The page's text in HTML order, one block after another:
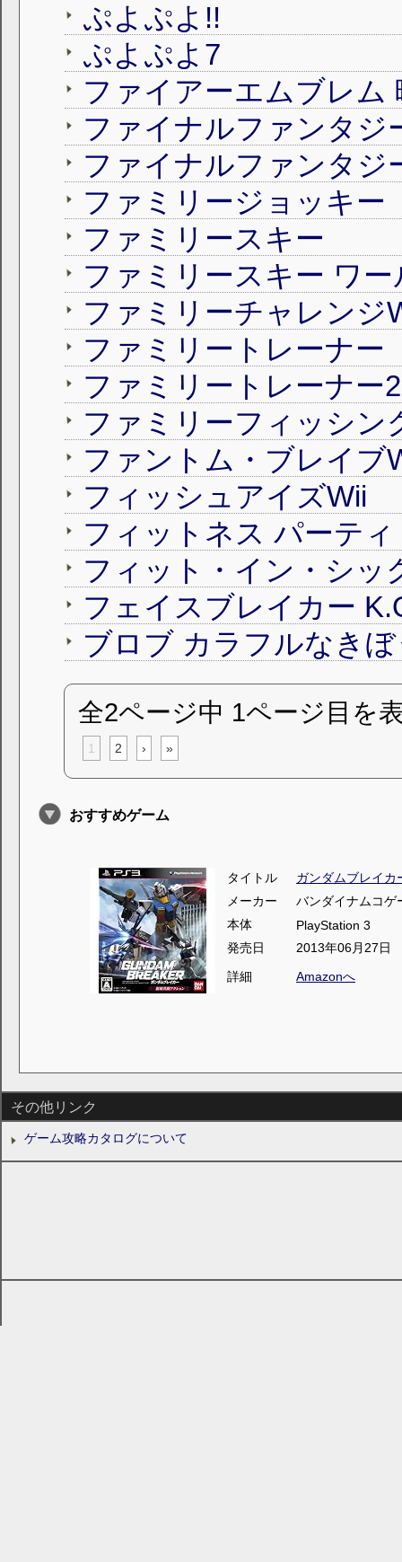
ぷよぷよ!!
ぷよぷよ7
ファイアーエムブレム
ファミリージョッキー
ファミリースキー
ファミリーチャレンジ
ファミリートレーナー
ファミリートレーナー2
ファミリーフィッシン
ファントム・ブレイブ
フィッシュアイズWii
フィットネス パーティ
フェイスブレイカー
ブロブ カラフルなき
全2ページ中 1ページ目を
1 2 › »
おすすめゲーム
タイトル
ガンダムブレイカ
メーカー
バンダイナムコゲ
本体
PlayStation 3
発売日
2013年06月27日
詳細
Amazonへ
その他リンク
ゲーム攻略カタログについて